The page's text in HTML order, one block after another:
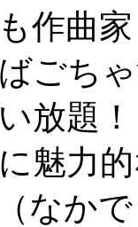
作曲
ごち
放題！
魅力
なか